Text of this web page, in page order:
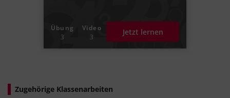
Übung
3
Video
3
Jetzt lernen
Zugehörige Klassenarbeiten